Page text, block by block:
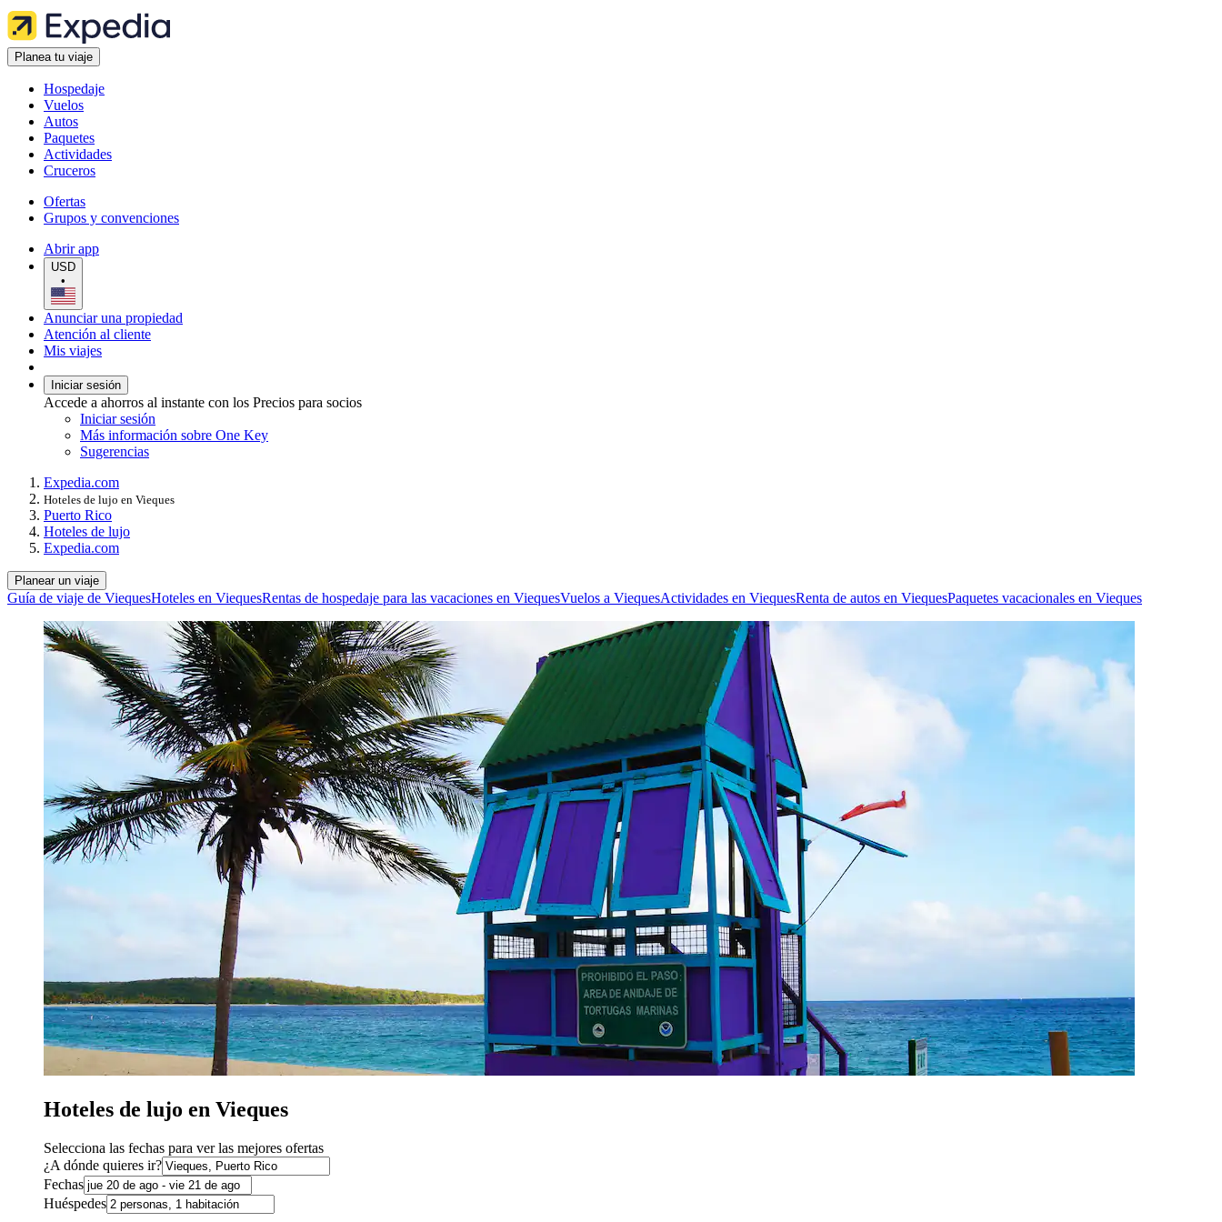
Planea tu viaje
Hospedaje
Vuelos
Autos
Paquetes
Actividades
Cruceros
Ofertas
Grupos y convenciones
Abrir app
USD
•
Anunciar una propiedad
Atención al cliente
Mis viajes
Iniciar sesión
Accede a ahorros al instante con los Precios para socios
Iniciar sesión
Más información sobre One Key
Sugerencias
Expedia.com
Hoteles de lujo en Vieques
Puerto Rico
Hoteles de lujo
Expedia.com
Planear un viaje
Guía de viaje de ViequesHoteles en ViequesRentas de hospedaje para las vacaciones en ViequesVuelos a ViequesActividades en ViequesRenta de autos en ViequesPaquetes vacacionales en Vieques
Hoteles de lujo en Vieques
Selecciona las fechas para ver las mejores ofertas
¿A dónde quieres ir?
Fechas
Huéspedes